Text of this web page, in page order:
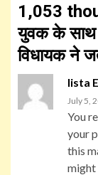
1,053
युवक के साथ
विधायक ने
lista
July 5,
You
your
this
might